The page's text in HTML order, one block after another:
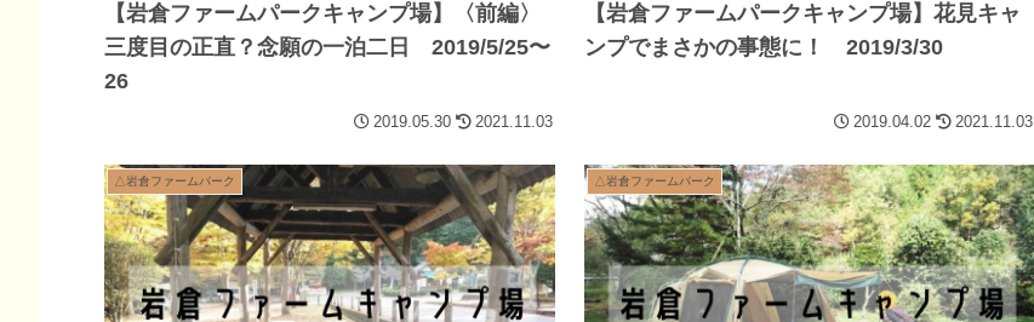
【岩倉ファームパークキャンプ場】〈前編〉
三度目の正直？念願の一泊二日 2019/5/25〜
26
2019.05.30 2021.11.03
【岩倉ファームパークキャンプ場】花見キャ
ンプでまさかの事態に！ 2019/3/30
2019.04.02 2021.11.03
△岩倉ファームパーク △岩倉ファームパーク